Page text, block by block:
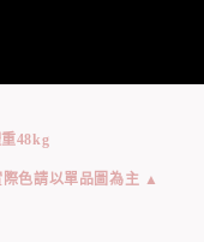
48kg
色請以單品圖為主 ▲